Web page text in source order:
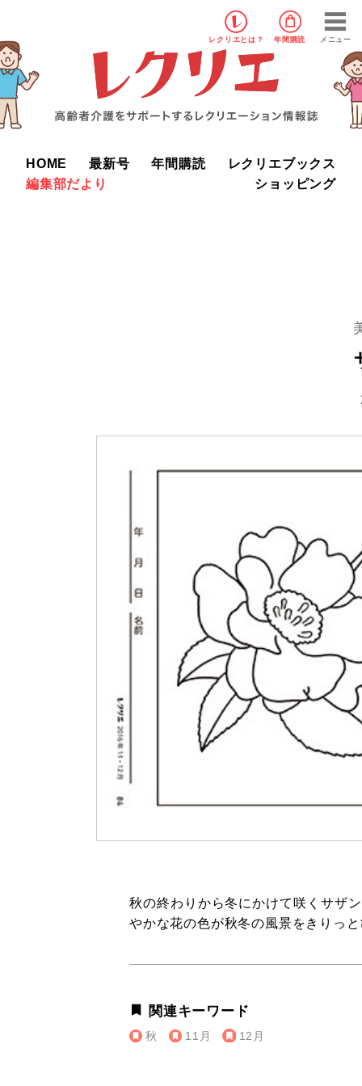
レクリエ とは？ 年間購読 メニュー
HOME 最新号 年間購読
レクリエブックス
編集部だより
ショッピング
秋の終わりから冬にかけて咲くサザ
やかな花の色が秋冬の風景をきりっ
関連キーワード
秋 11月 12月